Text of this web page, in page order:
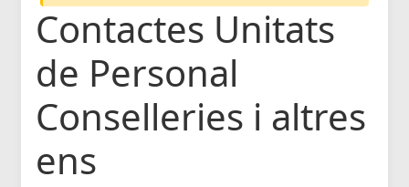
Contactes Unitats
de Personal
Conselleries i altres
ens